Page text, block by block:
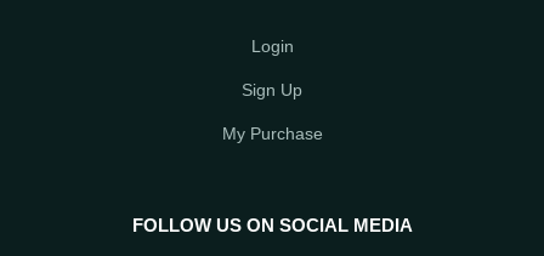
Login
Sign Up
My Purchase
FOLLOW US ON SOCIAL MEDIA